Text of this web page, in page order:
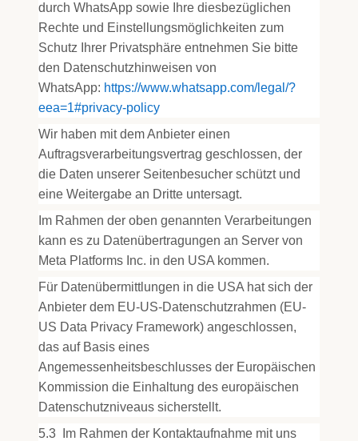
durch WhatsApp sowie Ihre diesbezüglichen
Rechte und Einstellungsmöglichkeiten zum
Schutz Ihrer Privatsphäre entnehmen Sie bitte
den Datenschutzhinweisen von
WhatsApp: https://www.whatsapp.com/legal /?
eea=1#privacy-policy
Wir haben mit dem Anbieter einen
Auftragsverarbeitungsvertrag geschlossen, der
die Daten unserer Seitenbesucher schützt und
eine Weitergabe an Dritte untersagt.
Im Rahmen der oben genannten Verarbeitungen
kann es zu Datenübertragungen an Server von
Meta Platforms Inc. in den USA kommen.
Für Datenübermittlungen in die USA hat sich der
Anbieter dem EU-US-Datenschutzrahmen (EU-
US Data Privacy Framework) angeschlossen,
das auf Basis eines
Angemessenheitsbeschlusses der Europäischen
Kommission die Einhaltung des europäischen
Datenschutzniveaus sicherstellt.
5.3
Im Rahmen der Kontaktaufnahme mit uns